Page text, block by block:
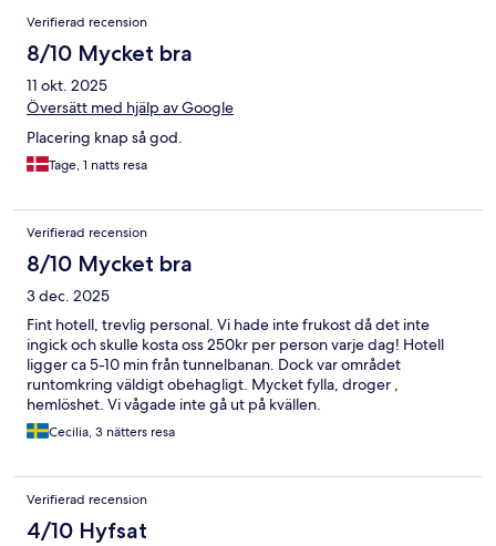
Verifierad recension
8/10 Mycket bra
11 okt. 2025
Översätt med hjälp av Google
Placering knap så god.
Tage, 1 natts resa
Verifierad recension
8/10 Mycket bra
3 dec. 2025
Fint hotell, trevlig personal. Vi hade inte frukost då det inte
ingick och skulle kosta oss 250kr per person varje dag! Hotell
ligger ca 5-10 min från tunnelbanan. Dock var området
runtomkring väldigt obehagligt. Mycket fylla, droger ,
hemlöshet. Vi vågade inte gå ut på kvällen.
Cecilia, 3 nätters resa
Verifierad recension
4/10 Hyfsat